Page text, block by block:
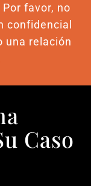
favor, no
confidencial
una relación
Caso